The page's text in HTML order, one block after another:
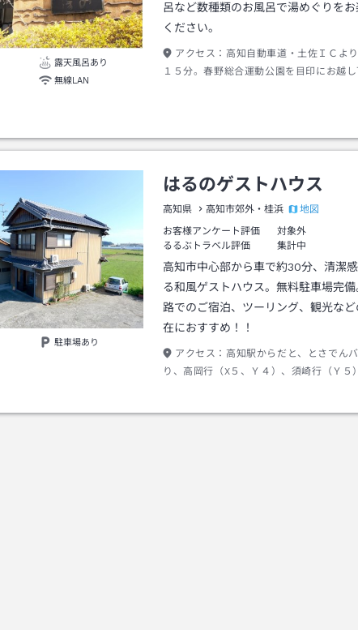
露天風呂あり
無線LAN
呂など数種類のお風呂で湯めぐりをお
ください。
アクセス： 高知自動車道・土佐ＩＣよ
１５分。春野総合運動公園を目印にお越し
駐車場あり
はるのゲストハウス
高知県 高知市郊外・桂浜
地図
お客様アンケート評価
対象外
るるぶトラベル評価
集計中
高知市中心部から車で約30分、清潔
る和風ゲストハウス。無料駐車場完
路でのご宿泊、ツーリング、観光な
在におすすめ！！
アクセス： 高知駅からだと、とさでん
り、高岡行（X５、Ｙ４）、須崎行（Ｙ５